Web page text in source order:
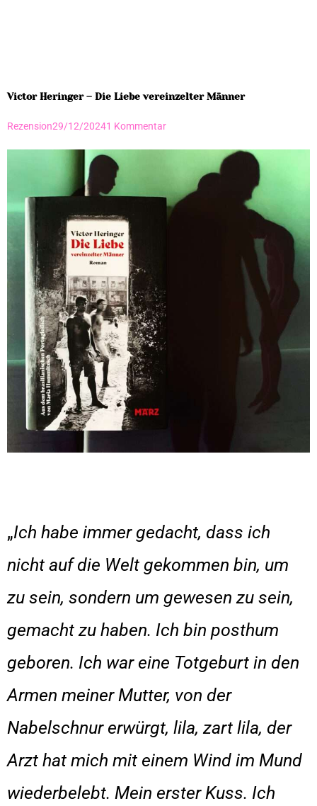
Victor Heringer – Die Liebe vereinzelter Männer
Rezension29/12/20241 Kommentar
„Ich habe immer gedacht, dass ich
nicht auf die Welt gekommen bin, um
zu sein, sondern um gewesen zu sein,
gemacht zu haben. Ich bin posthum
geboren. Ich war eine Totgeburt in den
Armen meiner Mutter, von der
Nabelschnur erwürgt, lila, zart lila, der
Arzt hat mich mit einem Wind im Mund
wiederbelebt. Mein erster Kuss. Ich